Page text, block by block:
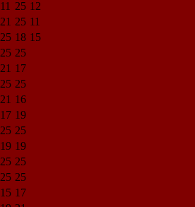
11 25 12
21 25 11
25 18 15
25 25
21 17
25 25
21 16
17 19
25 25
19 19
25 25
25 25
15 17